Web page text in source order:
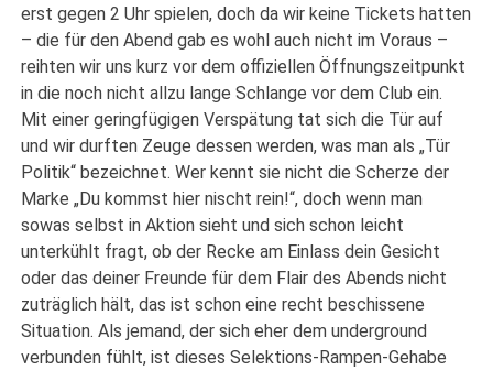
erst gegen 2 Uhr spielen, doch da wir keine Tickets hatten
– die für den Abend gab es wohl auch nicht im Voraus –
reihten wir uns kurz vor dem offiziellen Öffnungszeitpunkt
in die noch nicht allzu lange Schlange vor dem Club ein.
Mit einer geringfügigen Verspätung tat sich die Tür auf
und wir durften Zeuge dessen werden, was man als „Tür
Politik“ bezeichnet. Wer kennt sie nicht die Scherze der
Marke „Du kommst hier nischt rein!“, doch wenn man
sowas selbst in Aktion sieht und sich schon leicht
unterkühlt fragt, ob der Recke am Einlass dein Gesicht
oder das deiner Freunde für dem Flair des Abends nicht
zuträglich hält, das ist schon eine recht beschissene
Situation. Als jemand, der sich eher dem underground
verbunden fühlt, ist dieses Selektions-Rampen-Gehabe